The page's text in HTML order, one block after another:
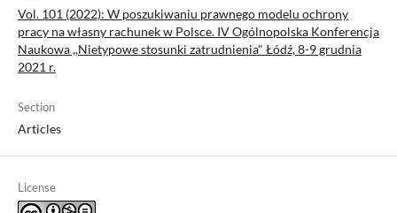
Vol. 101 (2022): W poszukiwaniu prawnego modelu ochrony
pracy na własny rachunek w Polsce. IV Ogólnopolska Konferencja
Naukowa ,,Nietypowe stosunki zatrudnienia" Łódź, 8-9 grudnia
2021 r.
Section
Articles
License